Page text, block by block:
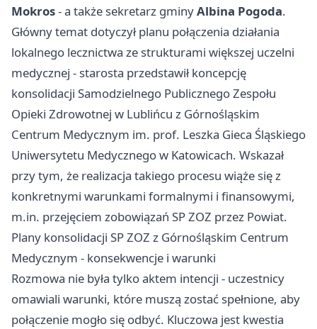
Mokros- a także sekretarz gminyAlbina Pogoda.
Główny temat dotyczył planu połączenia działania
lokalnego lecznictwa ze strukturami większej uczelni
medycznej - starosta przedstawił koncepcję
konsolidacji Samodzielnego Publicznego Zespołu
Opieki Zdrowotnej w Lublińcu z Górnośląskim
Centrum Medycznym im. prof. Leszka Gieca Śląskiego
Uniwersytetu Medycznego w Katowicach. Wskazał
przy tym, że realizacja takiego procesu wiąże się z
konkretnymi warunkami formalnymi i finansowymi,
m.in. przejęciem zobowiązań SP ZOZ przez Powiat.
Plany konsolidacji SP ZOZ z Górnośląskim Centrum
Medycznym - konsekwencje i warunki
Rozmowa nie była tylko aktem intencji - uczestnicy
omawiali warunki, które muszą zostać spełnione, aby
połączenie mogło się odbyć. Kluczowa jest kwestia